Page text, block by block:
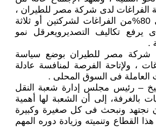
لدى شركة مصر للطيران ،
والتى تمنح حوالى 80%من الفراغات لشركتين أو ثلاثة
يرفع تكاليف التصديرويعرقل نمو
.
شركة مصر للطيران بوضع سياسة
، ولإتاحة الفرصة لمنافسة عادلة
العاملة فى السوق المحلى .
– رئيس مجلس إدارة شعبة النقل
بالغرفة، إلى أن الشعبة لها أهمية
نجتهد ونبحث فى كل صغيرة وكبيرة
القطاع وتنميته وزيادة دوره المهم